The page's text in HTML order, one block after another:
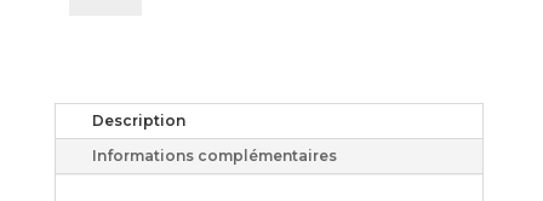
Description
Informations complémentaires